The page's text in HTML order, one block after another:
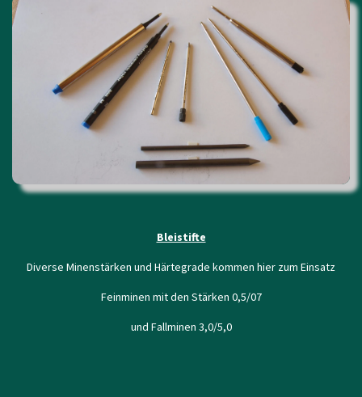
Bleistifte
Diverse Minenstärken und Härtegrade kommen hier zum Einsatz
Feinminen mit den Stärken 0,5/07
und Fallminen 3,0/5,0